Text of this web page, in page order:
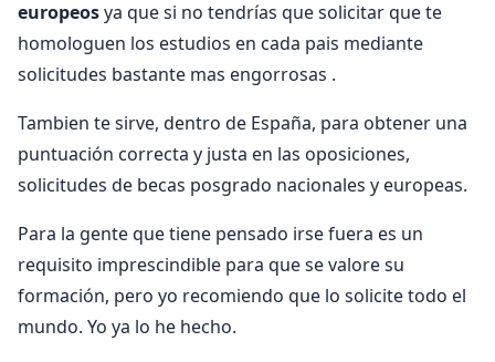
europeosya que si no tendrías que solicitar que te
homologuen los estudios en cada pais mediante
solicitudes bastante mas engorrosas .
Tambien te sirve, dentro de España, para obtener una
puntuación correcta y justa en las oposiciones,
solicitudes de becas posgrado nacionales y europeas.
Para la gente que tiene pensado irse fuera es un
requisito imprescindible para que se valore su
formación, pero yo recomiendo que lo solicite todo el
mundo. Yo ya lo he hecho.